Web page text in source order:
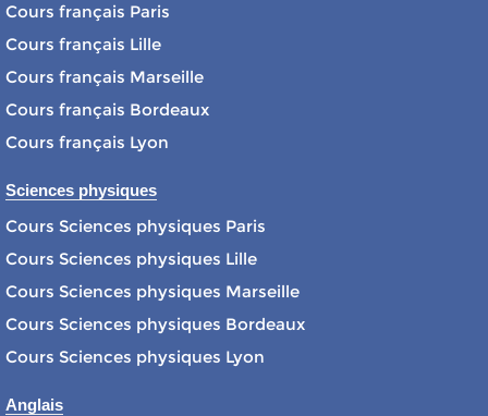
Cours français Paris
Cours français Lille
Cours français Marseille
Cours français Bordeaux
Cours français Lyon
Sciences physiques
Cours Sciences physiques Paris
Cours Sciences physiques Lille
Cours Sciences physiques Marseille
Cours Sciences physiques Bordeaux
Cours Sciences physiques Lyon
Anglais